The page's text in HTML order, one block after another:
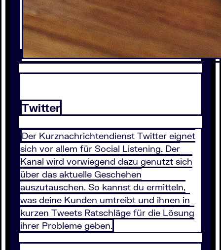
Twitter
Der Kurznachrichtendienst Twitter eignet
sich vor allem für Social Listening. Der
Kanal wird vorwiegend dazu genutzt sich
über das aktuelle Geschehen
auszutauschen. So kannst du ermitteln,
was deine Kunden umtreibt und ihnen in
kurzen Tweets Ratschläge für die Lösung
ihrer Probleme geben.